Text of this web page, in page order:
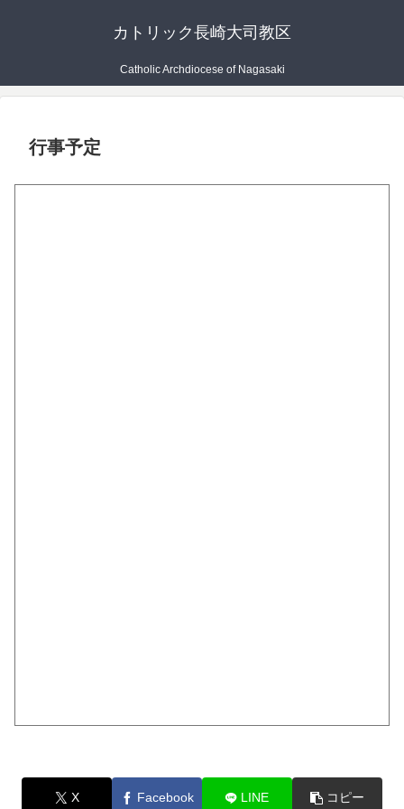
カトリック長崎大司教区
Catholic Archdiocese of Nagasaki
行事予定
X Facebook LINE コピー